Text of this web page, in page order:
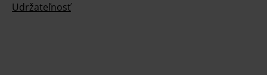
Udržateľnosť